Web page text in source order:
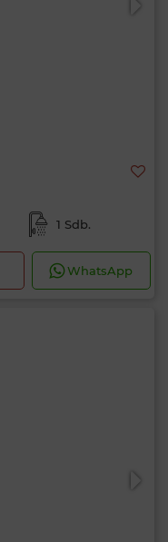
1 Sdb.
WhatsApp